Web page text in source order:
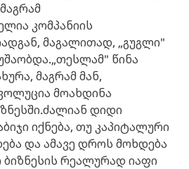
კომპანიის
მაგალითად, „გუგლი"
წინა
მაგრამ მან,
მოახდინა
დიდი
იქნება, თუ კაპიტალური
და ამავე დროს მოხდება
რეალურად იაფი